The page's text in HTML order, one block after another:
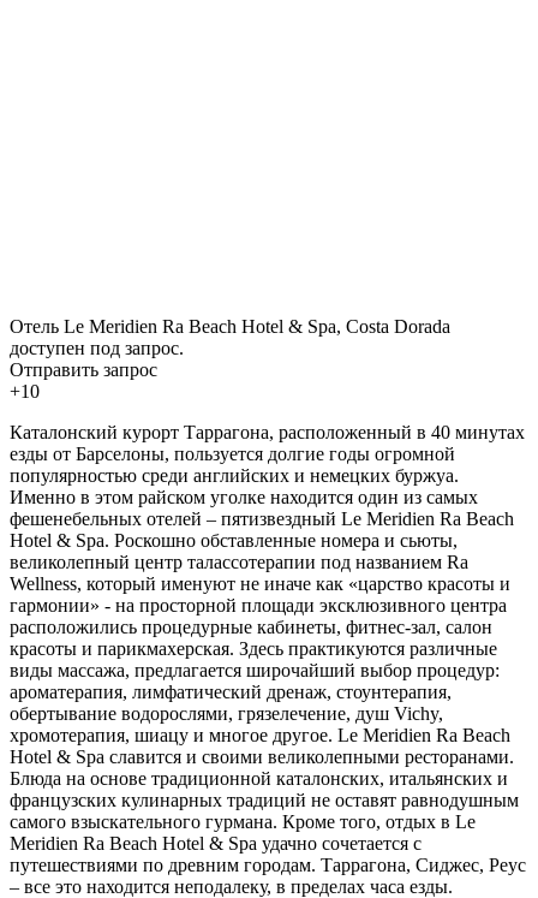
Отель Le Meridien Ra Beach Hotel & Spa, Costa Dorada
доступен под запрос.
Отправить запрос
+10
Каталонский курорт Таррагона, расположенный в 40 минутах
езды от Барселоны, пользуется долгие годы огромной
популярностью среди английских и немецких буржуа.
Именно в этом райском уголке находится один из самых
фешенебельных отелей – пятизвездный Le Meridien Ra Beach
Hotel & Spa. Роскошно обставленные номера и сьюты,
великолепный центр талассотерапии под названием Ra
Wellness, который именуют не иначе как «царство красоты и
гармонии» - на просторной площади эксклюзивного центра
расположились процедурные кабинеты, фитнес-зал, салон
красоты и парикмахерская. Здесь практикуются различные
виды массажа, предлагается широчайший выбор процедур:
ароматерапия, лимфатический дренаж, стоунтерапия,
обертывание водорослями, грязелечение, душ Vichy,
хромотерапия, шиацу и многое другое. Le Meridien Ra Beach
Hotel & Spa славится и своими великолепными ресторанами.
Блюда на основе традиционной каталонских, итальянских и
французских кулинарных традиций не оставят равнодушным
самого взыскательного гурмана. Кроме того, отдых в Le
Meridien Ra Beach Hotel & Spa удачно сочетается с
путешествиями по древним городам. Таррагона, Сиджес, Реус
– все это находится неподалеку, в пределах часа езды.